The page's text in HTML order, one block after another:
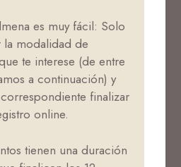
es muy fácil: Solo
la modalidad de
te interese (de entre
a continuación) y
finalizar
online.
tienen una duración